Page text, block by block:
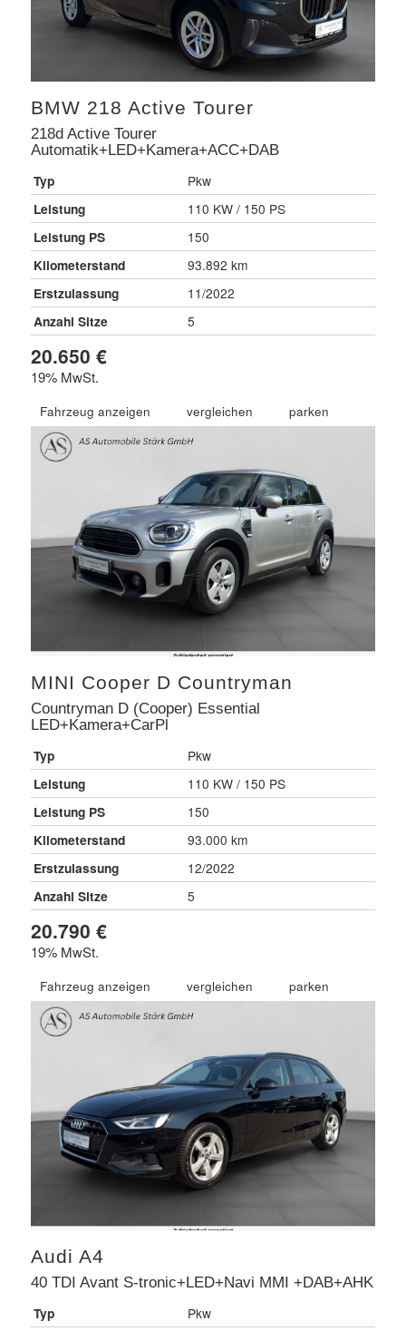
BMW 218 Active Tourer
218d Active Tourer
Automatik+LED+Kamera+ACC+DAB
Typ
Pkw
Leistung
110 KW / 150 PS
Leistung PS
150
Kilometerstand
93.892 km
Erstzulassung
11/2022
Anzahl Sitze
5
20.650 €
19% MwSt.
Fahrzeug anzeigen vergleichen parken
MINI Cooper D Countryman
Countryman D (Cooper) Essential
LED+Kamera+CarPl
Typ
Pkw
Leistung
110 KW / 150 PS
Leistung PS
150
Kilometerstand
93.000 km
Erstzulassung
12/2022
Anzahl Sitze
5
20.790 €
19% MwSt.
Fahrzeug anzeigen vergleichen parken
Audi A4
40 TDI Avant S-tronic+LED+Navi MMI +DAB+AHK
Typ
Pkw